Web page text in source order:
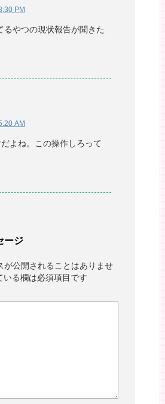
PM
るやつの現状報告が聞きた
AM
よね。この操作しろって
ージ
が公開されることはありませ
いる欄は必須項目です